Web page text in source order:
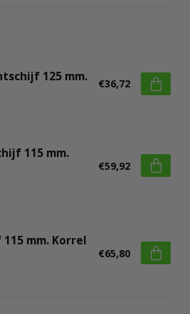
125 mm. €36,72
115 mm.
€59,92
115 mm. Korrel
€65,80